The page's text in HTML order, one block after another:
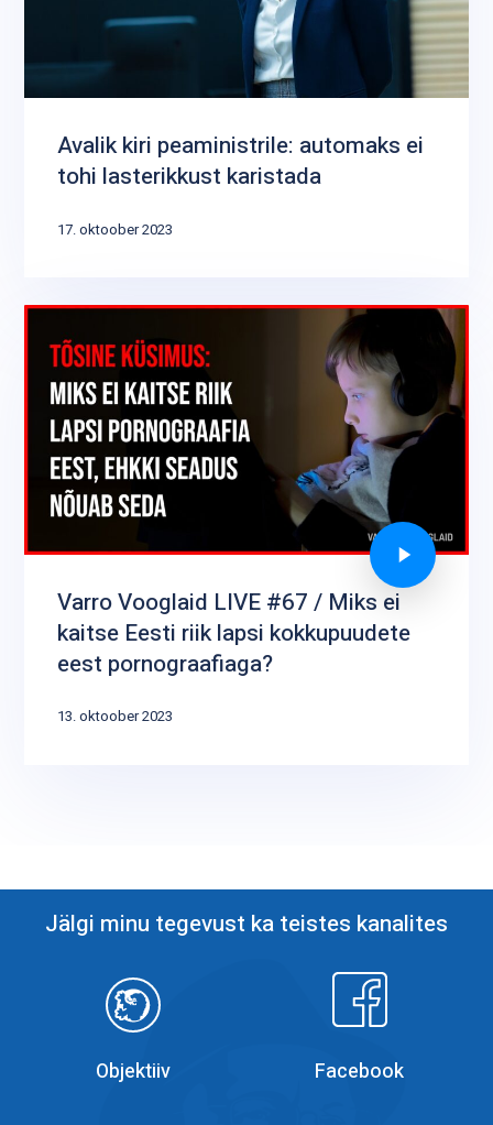
Avalik kiri peaministrile: automaks ei
tohi lasterikkust karistada
17. oktoober 2023
Varro Vooglaid LIVE #67 / Miks ei
kaitse Eesti riik lapsi kokkupuudete
eest pornograafiaga?
13. oktoober 2023
Jälgi minu tegevust ka teistes kanalites
Objektiiv
Objektiiv
Facebook
Facebook